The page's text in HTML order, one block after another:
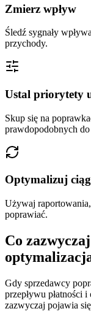
Zmierz wpływ
Śledź sygnały
przychody.
Ustal priorytety
Skup się na
prawdopodobnych
Optymalizuj
Używaj
poprawiać.
Co
Gdy sprzedawcy
przepływu płatności
zazwyczaj pojawia